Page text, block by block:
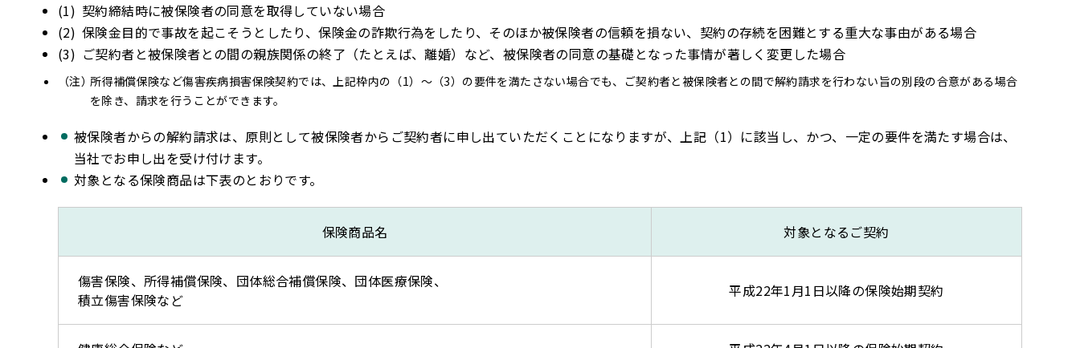
契約締結時に被保険者の同意を取得していない場合
保険金目的で事故を起こそうとしたり、保険金の詐欺行為をしたり、そのほか被保険者の信頼を損ない、契約の存続を困難とする重大な事由がある場合
ご契約者と被保険者との間の親族関係の終了（たとえば、離婚）など、被保険者の同意の基礎となった事情が著しく変更した場合
所得補償保険など傷害疾病損害保険契約では、上記枠内の（1）～（3）の要件を満たさない場合でも、ご契約者と被保険者との間で解約請求を行わない旨の別段の合意がある場合
を除き、請求を行うことができます。
被保険者からの解約請求は、原則として被保険者からご契約者に申し出ていただくことになりますが、上記（1）に該当し、かつ、一定の要件を満たす場合は、
当社でお申し出を受け付けます。
対象となる保険商品は下表のとおりです。
保険商品名 対象となるご契約
傷害保険、所得補償保険、団体総合補償保険、団体医療保険、
積立傷害保険など
平成22年1月1日以降の保険始期契約